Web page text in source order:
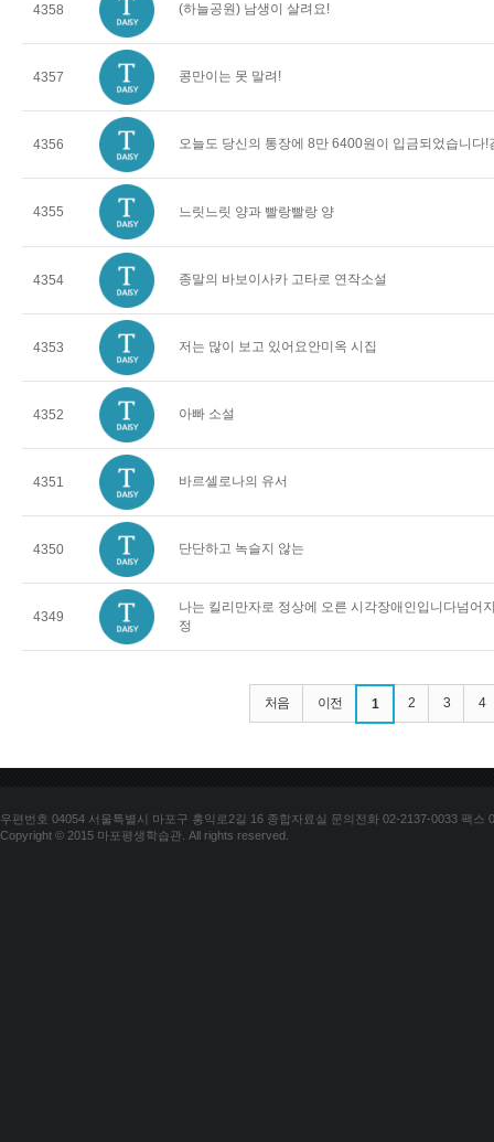
4358 (하늘공원) 남생이 살려요!
4357 콩만이는 못 말려!
4356 오늘도 당신의 통장에 8만 6400원이 입금되었습니다!
4355 느릿느릿 양과 빨랑빨랑 양
4354 종말의 바보이사카 고타로 연작소설
4353 저는 많이 보고 있어요안미옥 시집
4352 아빠 소설
4351 바르셀로나의 유서
4350 단단하고 녹슬지 않는
4349
나는 킬리만자로 정상에 오른 시각장애인입니다넘어
정
처음 이전 1 2 3 4
우편번호 04054 서울특별시 마포구 홍익로2길 16 종합자료실 문의전화 02-2137-0033 팩스
Copyright © 2015 마포평생학습관. All rights reserved.